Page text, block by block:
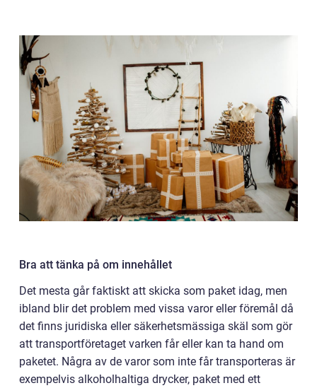
Bra att tänka på om innehållet
Det mesta går faktiskt att skicka som paket idag, men
ibland blir det problem med vissa varor eller föremål då
det finns juridiska eller säkerhetsmässiga skäl som gör
att transportföretaget varken får eller kan ta hand om
paketet. Några av de varor som inte får transporteras är
exempelvis alkoholhaltiga drycker, paket med ett